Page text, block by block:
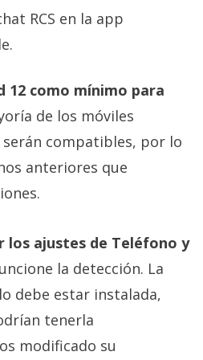
RCS en la app
12 como mínimo para
de los móviles
serán compatibles, por lo
anteriores que
los ajustes de Teléfono y
la detección. La
debe estar instalada,
tenerla
modificado su